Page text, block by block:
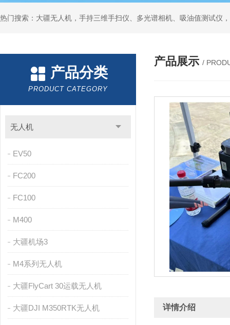
热门搜索：大疆无人机，手持三维手扫仪、多光谱相机、吸油值测试仪
产品分类
PRODUCT CATEGORY
无人机
EV50
FC200
FC100
M400
大疆机场3
M4系列无人机
大疆FlyCart 30运载无人机
大疆DJI M350RTK无人机
产品展示 /
详情介绍